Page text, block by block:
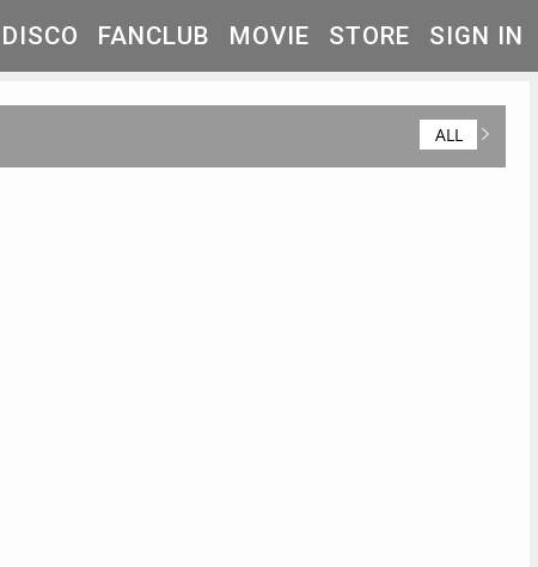
DISCO FANCLUB MOVIE STORE SIGN IN
ALL